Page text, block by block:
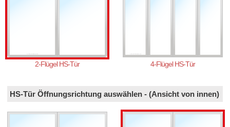
2-Flügel HS-Tür 4-Flügel HS-Tür
HS-Tür Öffnungsrichtung auswählen - (Ansicht von innen)